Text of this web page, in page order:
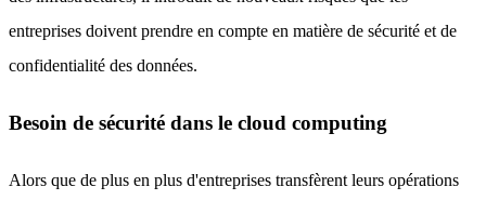
entreprises doivent prendre en compte en matière de sécurité et de
confidentialité des données.
Besoin de sécurité dans le cloud computing
Alors que de plus en plus d'entreprises transfèrent leurs opérations